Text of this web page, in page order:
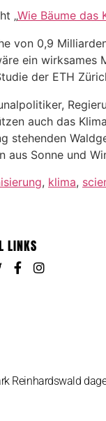
„Wie Bäume das
von 0,9
ein
der ETH
auch das
Sonne und
, klima,
LINKS
Reinhardswald